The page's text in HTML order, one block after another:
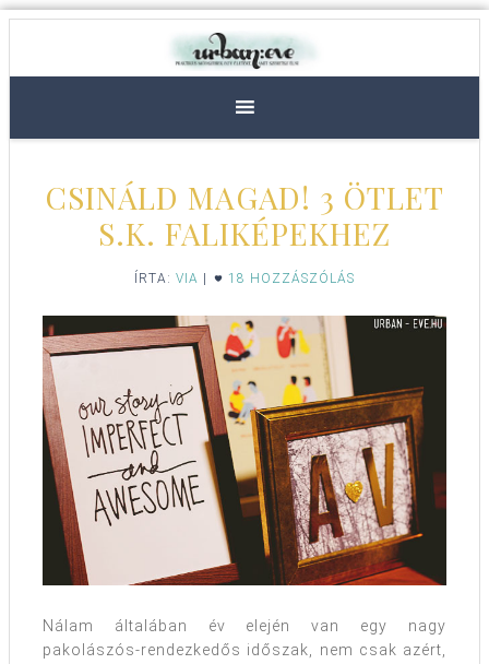
CSINÁLD MAGAD! 3 ÖTLET
S.K. FALIKÉPEKHEZ
ÍRTA: VIA 18 HOZZÁSZÓLÁS
Nálam általában év elején van egy nagy
pakolászós-rendezkedős időszak, nem csak azért,